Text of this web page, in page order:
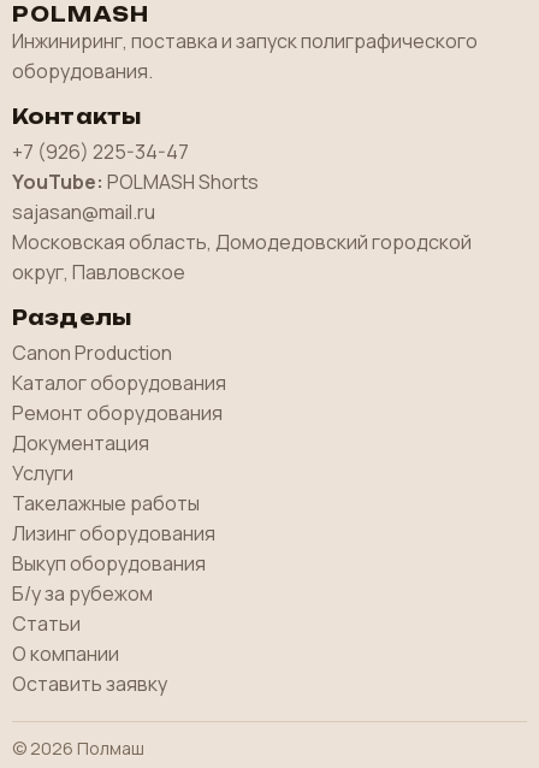
POLMASH
Инжиниринг, поставка и запуск полиграфического
оборудования.
Контакты
+7 (926) 225-34-47
YouTube: POLMASH Shorts
sajasan@mail.ru
Московская область, Домодедовский городской
округ, Павловское
Разделы
Canon Production
Каталог оборудования
Ремонт оборудования
Документация
Услуги
Такелажные работы
Лизинг оборудования
Выкуп оборудования
Б/у за рубежом
Статьи
О компании
Оставить заявку
© 2026 Полмаш